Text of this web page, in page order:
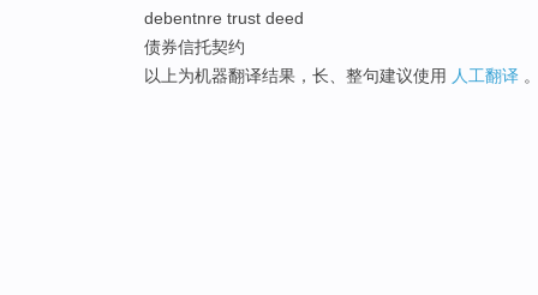
debentnre trust deed
债券信托契约
以上为机器翻译结果，长、整句建议使用 人工翻译